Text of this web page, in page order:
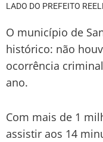
LADO DO PREFEITO
O município de
histórico: não
ocorrência
ano.
Com mais de 1
assistir aos 14